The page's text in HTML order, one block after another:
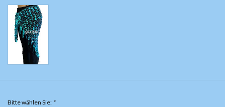
Bitte wählen Sie: *